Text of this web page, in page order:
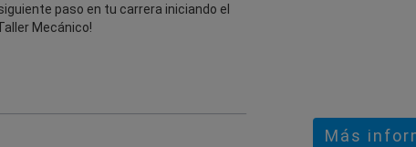
paso en tu carrera iniciando el
Mecánico!
Más